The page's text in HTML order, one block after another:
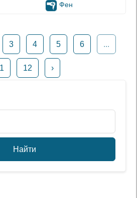
Фен
3 4 5 6 ...
12 ›
Найти